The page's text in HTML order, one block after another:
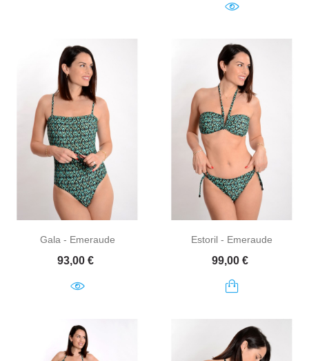
Gala - Emeraude
Prix
93,00 €
Estoril - Emeraude
Prix
99,00 €